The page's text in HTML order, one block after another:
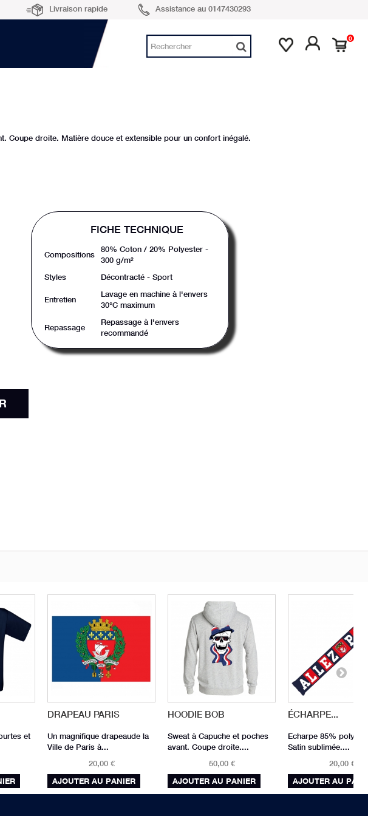
Livraison rapide Assistance au 0147430293
shopping_cart
0
person
favorite
Coupe droite. Matière douce et extensible pour un confort inégalé.
FICHE TECHNIQUE
Compositions
80% Coton / 20% Polyester -
300 g/m²
Styles
Décontracté - Sport
Entretien
Lavage en machine à l'envers
30°C maximum
Repassage
Repassage à l'envers
recommandé
et
DRAPEAU PARIS
Un magnifique drapeaude la
Ville de Paris à...
20,00 €
AJOUTER AU PANIER
HOODIE BOB
Sweat à Capuche et poches
avant. Coupe droite....
50,00 €
AJOUTER AU PANIER
ÉCHARPE...
Echarpe 85%
Satin sublimée....
20,00 €
AJOUTER AU